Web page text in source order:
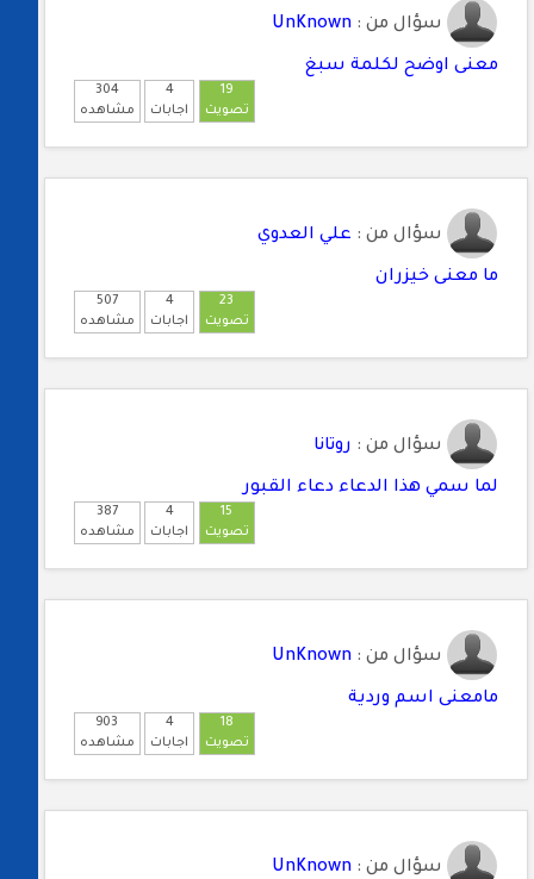
سؤال من : UnKnown
معنى اوضح لكلمة سبغ
304
مشاهده
4
اجابات
19
تصويت
سؤال من : علي العدوي
ما معنى خيزران
507
مشاهده
4
اجابات
23
تصويت
سؤال من : روتانا
لما سمي هذا الدعاء دعاء القبور
387
مشاهده
4
اجابات
15
تصويت
سؤال من : UnKnown
مامعنى اسم وردية
903
مشاهده
4
اجابات
18
تصويت
سؤال من : UnKnown